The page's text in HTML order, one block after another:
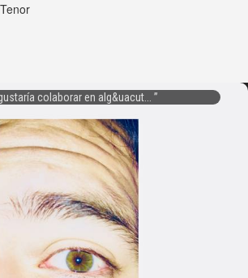
colaborar en alg&uacut...